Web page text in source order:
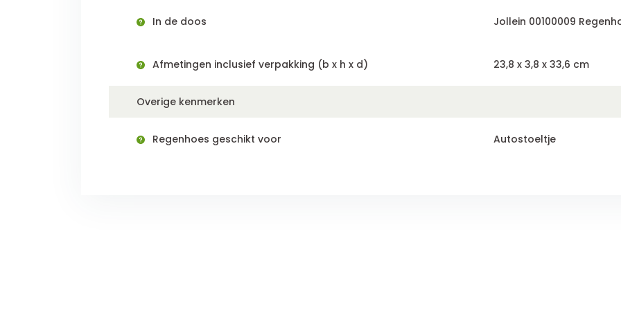
In de doos Jollein 00100009
Afmetingen inclusief verpakking (b x h x d) 23,8 x 3,8 x 33,6 cm
Overige kenmerken
Regenhoes geschikt voor Autostoeltje